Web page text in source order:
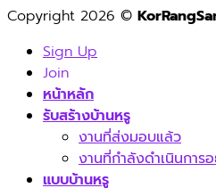
Copyright 2026 ©
Sign Up
Join
หน้าหลัก
รับสร้างบ้านหรู
งานที่ส่งมอบแล้ว
งานที่กำลังดำเนินการ
แบบบ้านหรู